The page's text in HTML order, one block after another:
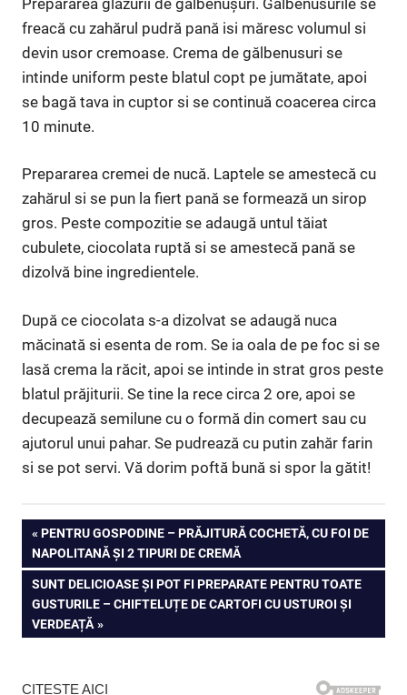
freacă cu zahărul pudră pană isi măresc volumul si
devin usor cremoase. Crema de gălbenusuri se
intinde uniform peste blatul copt pe jumătate, apoi
se bagă tava in cuptor si se continuă coacerea circa
10 minute.
Prepararea cremei de nucă. Laptele se amestecă cu
zahărul si se pun la fiert pană se formează un sirop
gros. Peste compozitie se adaugă untul tăiat
cubulete, ciocolata ruptă si se amestecă pană se
dizolvă bine ingredientele.
După ce ciocolata s-a dizolvat se adaugă nuca
măcinată si esenta de rom. Se ia oala de pe foc si se
lasă crema la răcit, apoi se intinde in strat gros peste
blatul prăjiturii. Se tine la rece circa 2 ore, apoi se
decupează semilune cu o formă din comert sau cu
ajutorul unui pahar. Se pudrează cu putin zahăr farin
si se pot servi. Vă dorim poftă bună si spor la gătit!
Navigare
în
articole
PREVIOUS
POST:
PENTRU GOSPODINE – PRĂJITURĂ COCHETĂ, CU FOI DE
NAPOLITANĂ ȘI 2 TIPURI DE CREMĂ
NEXT
POST:
SUNT DELICIOASE ȘI POT FI PREPARATE PENTRU TOATE
GUSTURILE – CHIFTELUȚE DE CARTOFI CU USTUROI ȘI
VERDEAȚĂ